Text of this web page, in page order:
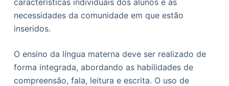
características individuais dos alunos e as
necessidades da comunidade em que estão
inseridos.
O ensino da língua materna deve ser realizado de
forma integrada, abordando as habilidades de
compreensão, fala, leitura e escrita. O uso de